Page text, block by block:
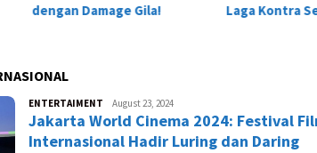
Laga Kontra Semen Padang
Attack on
ENTERTAIMENT Andre
Skuter
August 23, 2024
Jakarta World Cinema 2024: Festival
Internasional Hadir Luring dan Daring